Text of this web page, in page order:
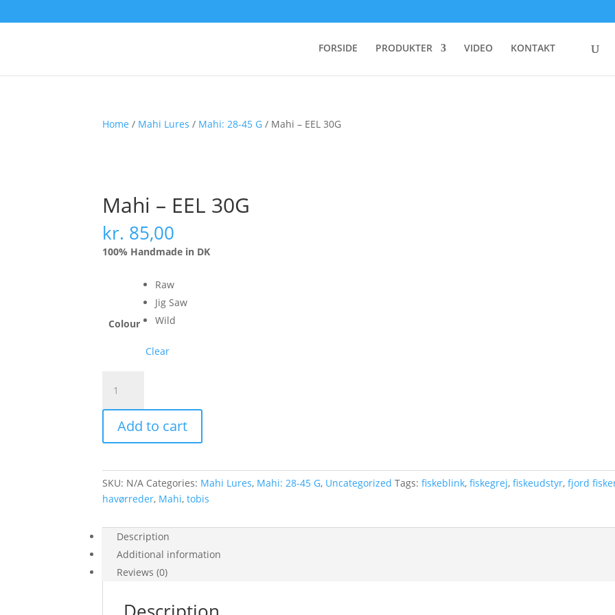
FORSIDE PRODUKTER VIDEO KONTAKT
Home / Mahi Lures / Mahi: 28-45 G / Mahi – EEL 30G
Mahi – EEL 30G
kr. 85,00
100% Handmade in DK
Colour
Raw
Jig Saw
Wild
Clear
EEL
30G
quantity
Add to cart
SKU: N/A Categories: Mahi Lures, Mahi: 28-45 G, Uncategorized Tags:fiskeblink,fiskegrej,fiskeudstyr,fjord
havørreder, Mahi,tobis
Description
Additional information
Reviews (0)